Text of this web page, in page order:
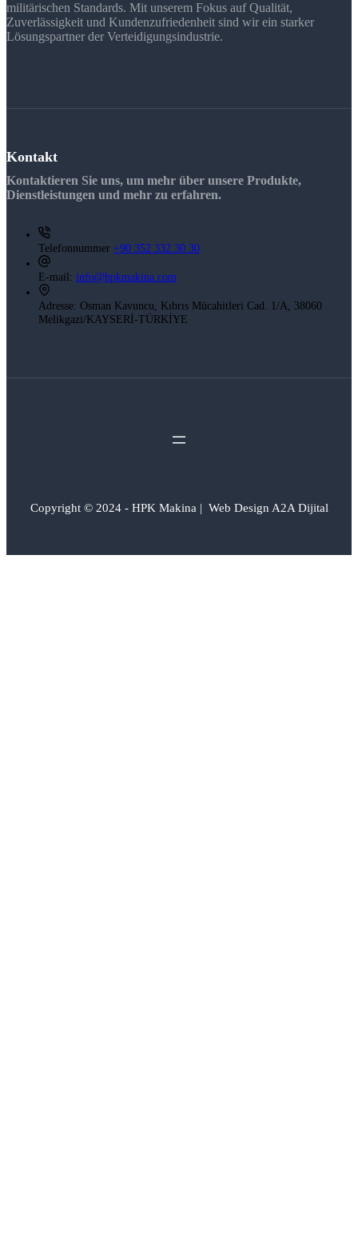
militärischen Standards. Mit unserem Fokus auf Qualität,
Zuverlässigkeit und Kundenzufriedenheit sind wir ein starker
Lösungspartner der Verteidigungsindustrie.
Kontakt
Kontaktieren Sie uns, um mehr über unsere Produkte,
Dienstleistungen und mehr zu erfahren.
Telefonnummer +90 352 332 30 30
E-mail: info@hpkmakina.com
Adresse: Osman Kavuncu, Kıbrıs Mücahitleri Cad. 1/A, 38060
Melikgazi/KAYSERİ-TÜRKİYE
Copyright © 2024 - HPK Makina | Web Design A2A Dijital